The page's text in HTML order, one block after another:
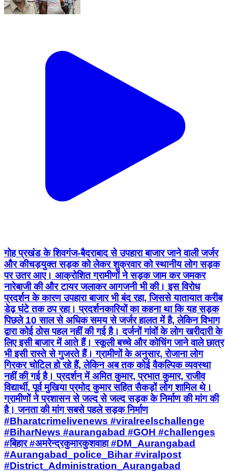
गोह प्रखंड के शिवगंज-बैदराबाद से उपहारा बाजार जाने वाली जर्जर
और कीचड़युक्त सड़क को लेकर शुक्रवार को स्थानीय लोग सड़क
पर उतर आए। आक्रोशित ग्रामीणों ने सड़क जाम कर जमकर
नारेबाजी की और टायर जलाकर आगजनी भी की। इस विरोध
प्रदर्शन के कारण उपहारा बाजार भी बंद रहा, जिससे यातायात करीब
डेढ़ घंटे तक ठप रहा। प्रदर्शनकारियों का कहना था कि यह सड़क
पिछले 10 साल से अधिक समय से जर्जर हालत में है, लेकिन विभाग
द्वारा कोई ठोस पहल नहीं की गई है। दर्जनों गांवों के लोग खरीदारी के
लिए इसी बाजार में आते हैं। स्कूली बच्चे और कोचिंग जाने वाले छात्र
भी इसी रास्ते से गुजरते हैं। ग्रामीणों के अनुसार, रोजाना लोग
गिरकर चोटिल हो रहे हैं, लेकिन अब तक कोई वैकल्पिक व्यवस्था
नहीं की गई है। प्रदर्शन में अमित कुमार, प्रभात कुमार, राजीव
विद्यार्थी, पूर्व मुखिया प्रमोद कुमार सहित सैकड़ों लोग शामिल थे।
ग्रामीणों ने प्रशासन से जल्द से जल्द सड़क के निर्माण की मांग की
है। जनता की मांग सबसे पहले सड़क निर्माण
#Bharatcrimelivenews #viralreelschallenge
#BiharNews #aurangabad #GOH #challenges
#बिहार #अमरेन्द्रकुमारकुशवाहा #DM_Aurangabad
#Aurangabad_police_Bihar #viralpost
#District_Administration_Aurangabad